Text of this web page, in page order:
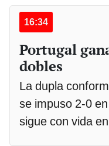
16:34
Portugal
dobles
La dupla
se impuso 2-0
sigue con vida